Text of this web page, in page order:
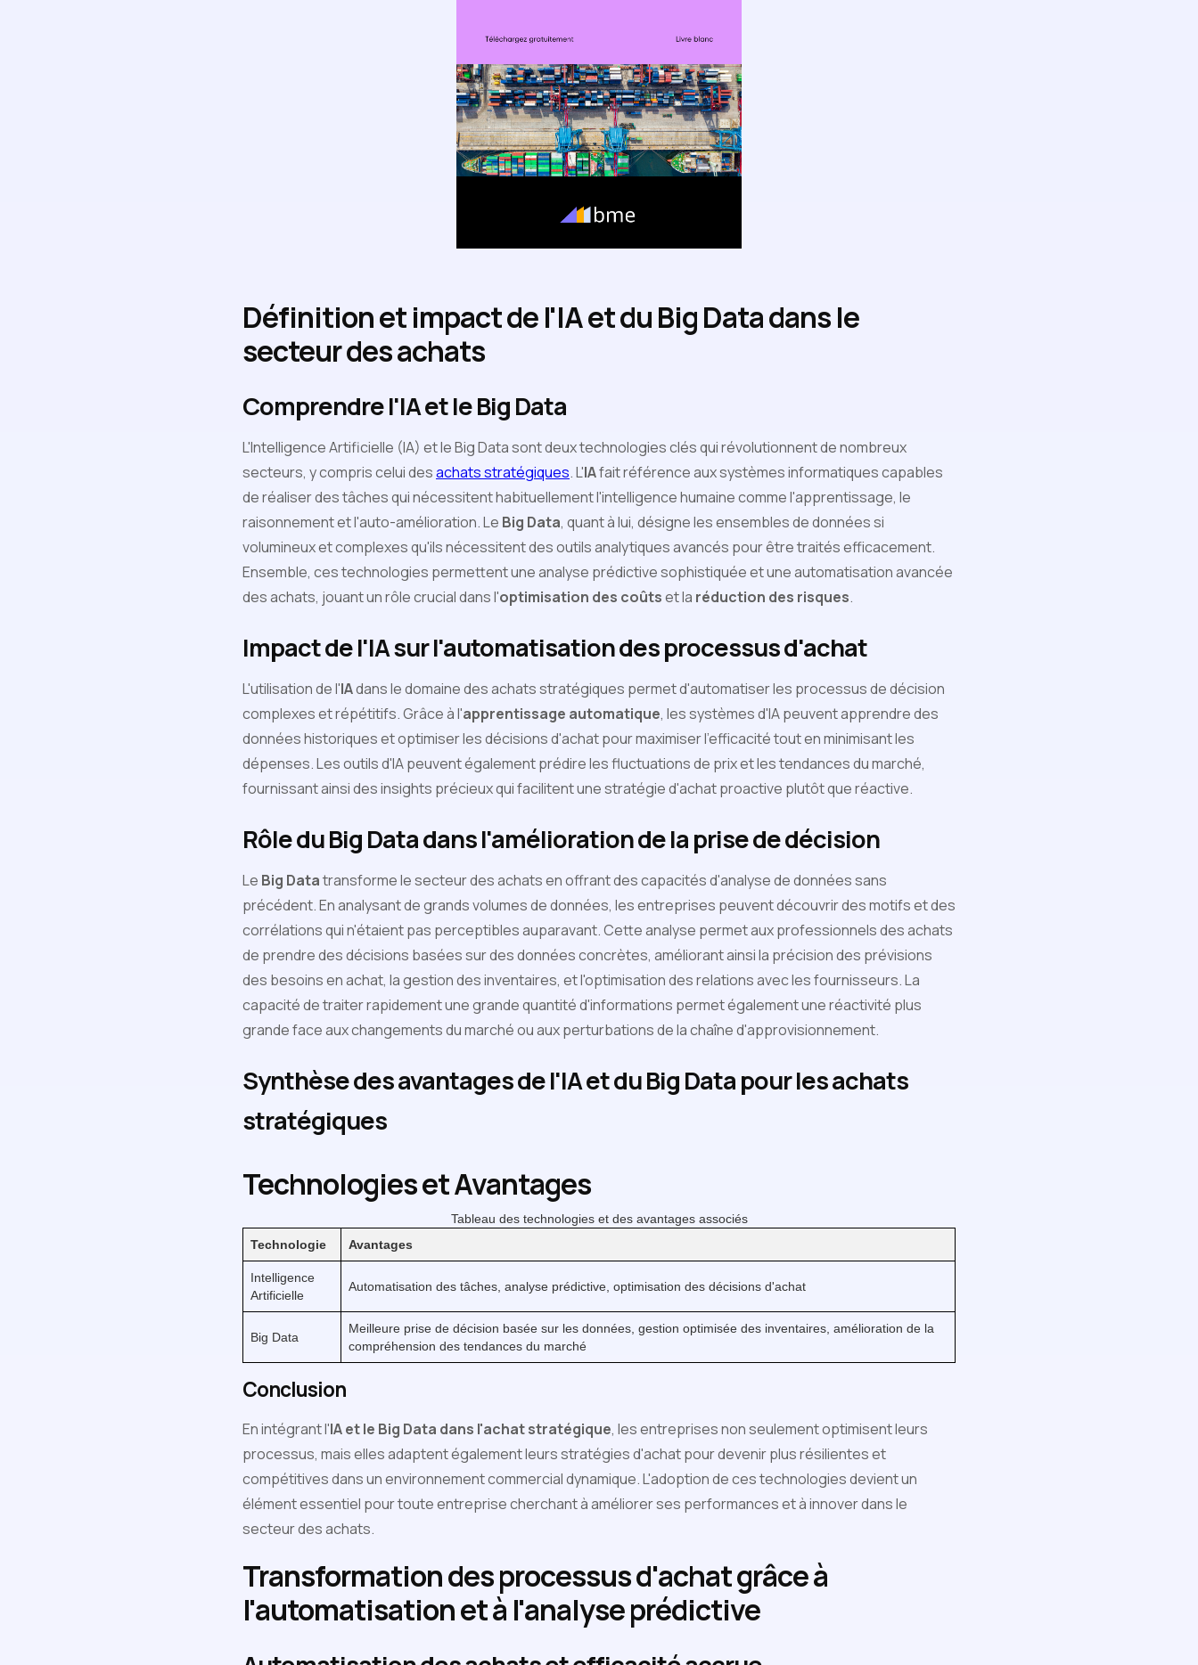
Définition et impact de l'IA et du Big Data dans le
secteur des achats
Comprendre l'IA et le Big Data
L'Intelligence Artificielle (IA) et le Big Data sont deux technologies clés qui révolutionnent de nombreux
secteurs, y compris celui desachats stratégiques. L'IAfait référence aux systèmes informatiques capables
de réaliser des tâches qui nécessitent habituellement l'intelligence humaine comme l'apprentissage, le
raisonnement et l'auto-amélioration. Le Big Data, quant à lui, désigne les ensembles de données si
volumineux et complexes qu'ils nécessitent des outils analytiques avancés pour être traités efficacement.
Ensemble, ces technologies permettent une analyse prédictive sophistiquée et une automatisation avancée
des achats, jouant un rôle crucial dans l'optimisation des coûtset la réduction des risques.
Impact de l'IA sur l'automatisation des processus d'achat
L'utilisation de l'IAdans le domaine des achats stratégiques permet d'automatiser les processus de décision
complexes et répétitifs. Grâce à l'apprentissage automatique, les systèmes d'IA peuvent apprendre des
données historiques et optimiser les décisions d'achat pour maximiser l'efficacité tout en minimisant les
dépenses. Les outils d'IA peuvent également prédire les fluctuations de prix et les tendances du marché,
fournissant ainsi des insights précieux qui facilitent une stratégie d'achat proactive plutôt que réactive.
Rôle du Big Data dans l'amélioration de la prise de décision
Le Big Datatransforme le secteur des achats en offrant des capacités d'analyse de données sans
précédent. En analysant de grands volumes de données, les entreprises peuvent découvrir des motifs et des
corrélations qui n'étaient pas perceptibles auparavant. Cette analyse permet aux professionnels des achats
de prendre des décisions basées sur des données concrètes, améliorant ainsi la précision des prévisions
des besoins en achat, la gestion des inventaires, et l'optimisation des relations avec les fournisseurs. La
capacité de traiter rapidement une grande quantité d'informations permet également une réactivité plus
grande face aux changements du marché ou aux perturbations de la chaîne d'approvisionnement.
Synthèse des avantages de l'IA et du Big Data pour les achats
stratégiques
Technologies et Avantages
Tableau des technologies et des avantages associés
Technologie
Avantages
Intelligence
Artificielle
Automatisation des tâches, analyse prédictive, optimisation des décisions d'achat
Big Data
Meilleure prise de décision basée sur les données, gestion optimisée des inventaires, amélioration de la
compréhension des tendances du marché
Conclusion
En intégrant l'IA et le Big Data dans l'achat stratégique, les entreprises non seulement optimisent leurs
processus, mais elles adaptent également leurs stratégies d'achat pour devenir plus résilientes et
compétitives dans un environnement commercial dynamique. L'adoption de ces technologies devient un
élément essentiel pour toute entreprise cherchant à améliorer ses performances et à innover dans le
secteur des achats.
Transformation des processus d'achat grâce à
l'automatisation et à l'analyse prédictive